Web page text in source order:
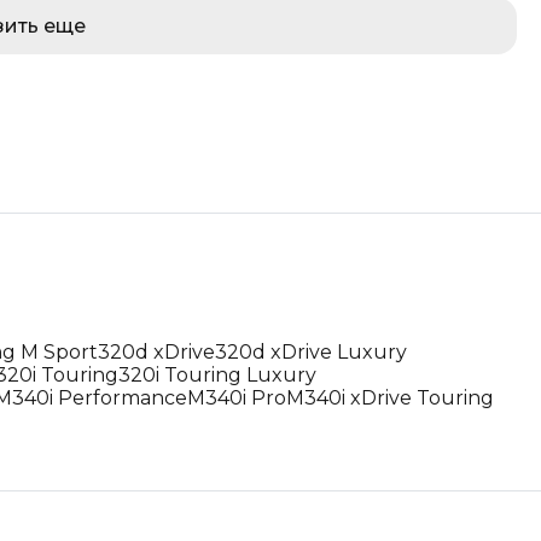
еще
M Sport320d xDrive320d xDrive Luxury
Touring320i Touring Luxury
PerformanceM340i ProM340i xDrive Touring